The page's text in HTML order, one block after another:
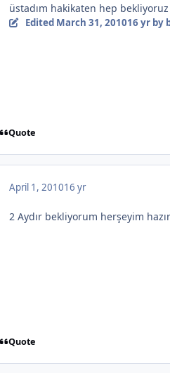
üstadım hakikaten hep
Edited March 31, 201016 yrby
Quote
April 1, 201016 yr
2 Aydır bekliyorum herşeyim
Quote